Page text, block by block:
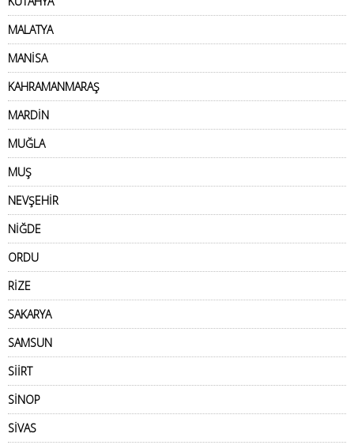
MALATYA
MANİSA
KAHRAMANMARAŞ
MARDİN
MUĞLA
MUŞ
NEVŞEHİR
NİĞDE
ORDU
RİZE
SAKARYA
SAMSUN
SİİRT
SİNOP
SİVAS